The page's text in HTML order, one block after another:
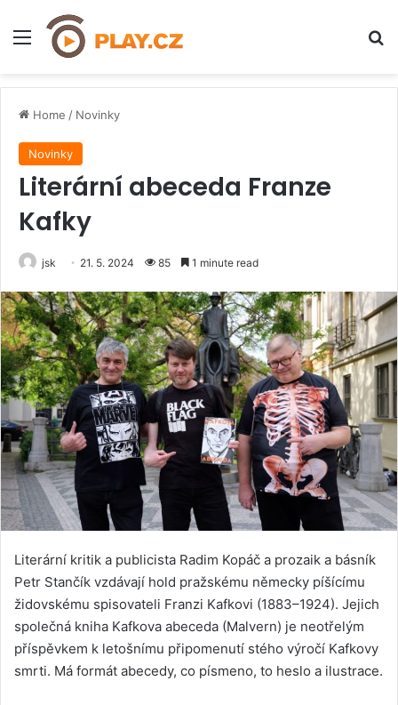
Menu
Home / Novinky
Novinky
Literární abeceda Franze
Kafky
jsk 21. 5. 2024 85 1 minute read
Literární kritik a publicista Radim Kopáč a prozaik a básník
Petr Stančík vzdávají hold pražskému německy píšícímu
židovskému spisovateli Franzi Kafkovi (1883–1924). Jejich
společná kniha Kafkova abeceda (Malvern) je neotřelým
příspěvkem k letošnímu připomenutí stého výročí Kafkovy
smrti. Má formát abecedy, co písmeno, to heslo a ilustrace.